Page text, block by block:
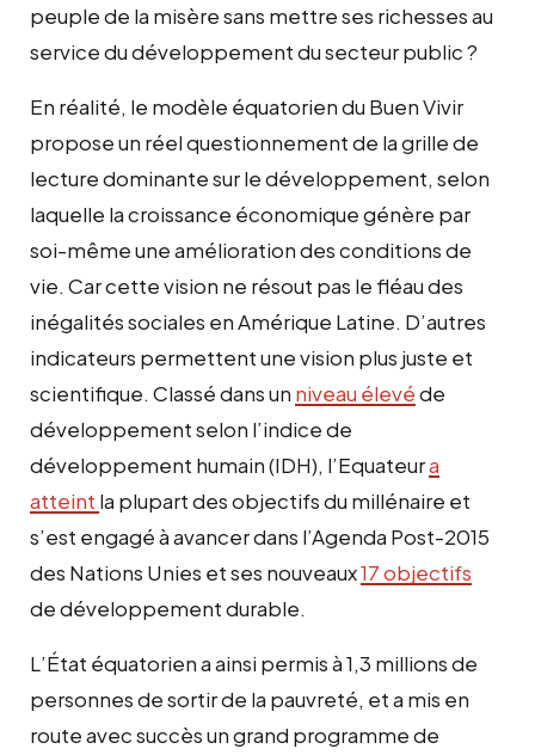
peuple de la misère sans mettre ses richesses au
service du développement du secteur public ?
En réalité, le modèle équatorien du Buen Vivir
propose un réel questionnement de la grille de
lecture dominante sur le développement, selon
laquelle la croissance économique génère par
soi-même une amélioration des conditions de
vie. Car cette vision ne résout pas le fléau des
inégalités sociales en Amérique Latine. D’autres
indicateurs permettent une vision plus juste et
scientifique. Classé dans un niveau élevéde
développement selon l’indice de
développement humain (IDH), l’Equateura
atteint la plupart des objectifs du millénaire et
s’est engagé à avancer dans l’Agenda Post-2015
des Nations Unies et ses nouveaux17 objectifs
de développement durable.
L’État équatorien a ainsi permis à 1,3 millions de
personnes de sortir de la pauvreté, et a mis en
route avec succès un grand programme de